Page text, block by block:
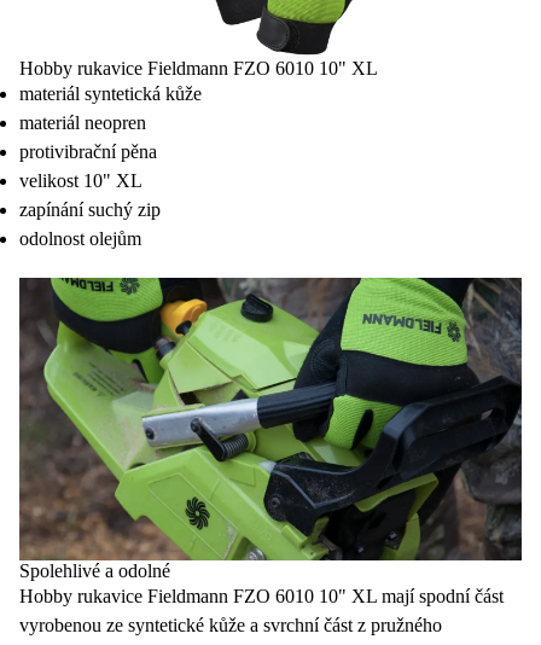
Hobby rukavice Fieldmann FZO 6010 10" XL
materiál syntetická kůže
materiál neopren
protivibrační pěna
velikost 10" XL
zapínání suchý zip
odolnost olejům
Spolehlivé a odolné
Hobby rukavice Fieldmann FZO 6010 10" XL mají spodní část
vyrobenou ze syntetické kůže a svrchní část z pružného